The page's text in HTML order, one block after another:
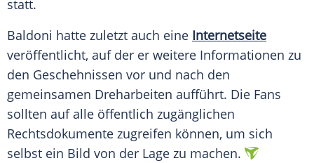
statt.
Baldoni hatte zuletzt auch eine Internetseite
veröffentlicht, auf der er weitere Informationen zu
den Geschehnissen vor und nach den
gemeinsamen Dreharbeiten aufführt. Die Fans
sollten auf alle öffentlich zugänglichen
Rechtsdokumente zugreifen können, um sich
selbst ein Bild von der Lage zu machen.